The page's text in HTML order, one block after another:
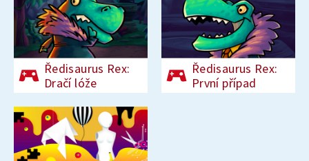
Ředisaurus Rex:
Dračí lóže
Ředisaurus Rex:
První případ